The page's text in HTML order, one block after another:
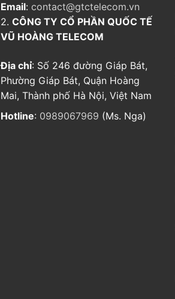
Email: contact@gtctelecom.vn
2. CÔNG TY CỔ PHẦN QUỐC TẾ
VŨ HOÀNG TELECOM
Địa chỉ: Số 246 đường Giáp Bát,
Phường Giáp Bát, Quận Hoàng
Mai, Thành phố Hà Nội, Việt Nam
Hotline: 0989067969 (Ms. Nga)